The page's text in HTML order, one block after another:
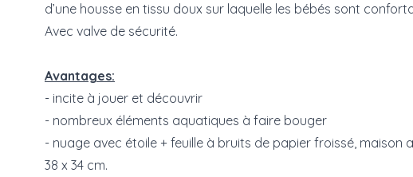
d’une housse en tissu doux sur laquelle les bébés sont
Avec valve de sécurité.
Avantages:
- incite à jouer et découvrir
- nombreux éléments aquatiques à faire bouger
- nuage avec étoile + feuille à bruits de papier froissé, maison
38 x 34 cm.